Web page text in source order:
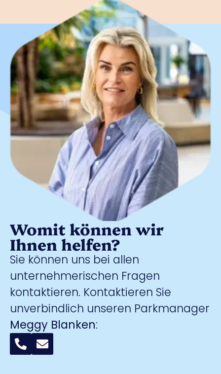
Womit können wir
Ihnen helfen?
Sie können uns bei allen
unternehmerischen Fragen
kontaktieren. Kontaktieren Sie
unverbindlich unseren Parkmanager
Meggy Blanken: